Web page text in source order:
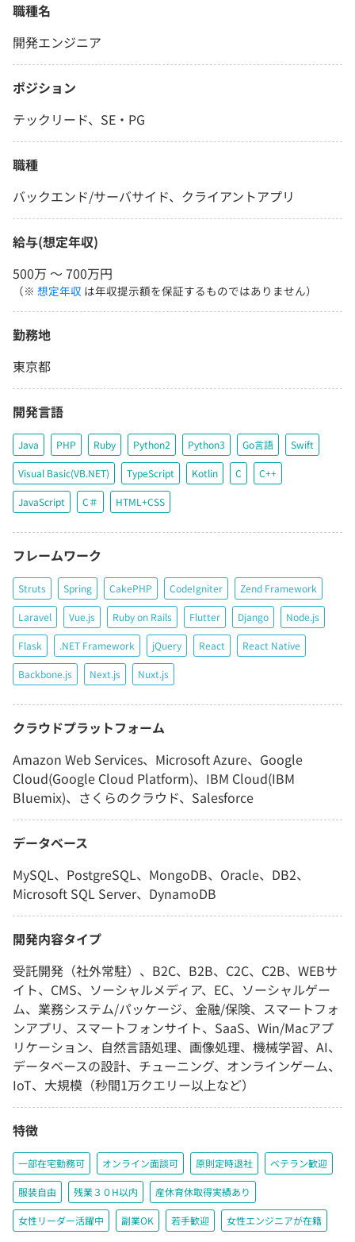
職種名
開発エンジニア
ポジション
テックリード、SE・PG
職種
バックエンド/サーバサイド、クライアントアプリ
給与(想定年収)
500万 〜 700万円
（※ 想定年収 は年収提示額を保証するものではありません）
勤務地
東京都
開発言語
Java PHP Ruby Python2 Python3 Go言語 Swift
Visual Basic(VB.NET) TypeScript Kotlin C C++
JavaScript C＃ HTML+CSS
フレームワーク
Struts Spring CakePHP CodeIgniter Zend Framework
Laravel Vue.js Ruby on Rails Flutter Django Node.js
Flask .NET Framework jQuery React React Native
Backbone.js Next.js Nuxt.js
クラウドプラットフォーム
Amazon Web Services、Microsoft Azure、Google
Cloud(Google Cloud Platform)、IBM Cloud(IBM
Bluemix)、さくらのクラウド、Salesforce
データベース
MySQL、PostgreSQL、MongoDB、Oracle、DB2、
Microsoft SQL Server、DynamoDB
開発内容タイプ
受託開発（社外常駐）、B2C、B2B、C2C、C2B、WEBサ
イト、CMS、ソーシャルメディア、EC、ソーシャルゲー
ム、業務システム/パッケージ、金融/保険、スマートフォ
ンアプリ、スマートフォンサイト、SaaS、Win/Macアプ
リケーション、自然言語処理、画像処理、機械学習、AI、
データベースの設計、チューニング、オンラインゲーム、
IoT、大規模（秒間1万クエリー以上など）
特徴
一部在宅勤務可 オンライン面談可 原則定時退社 ベテラン歓迎
服装自由 残業３０H以内 産休育休取得実績あり
女性リーダー活躍中 副業OK 若手歓迎 女性エンジニアが在籍